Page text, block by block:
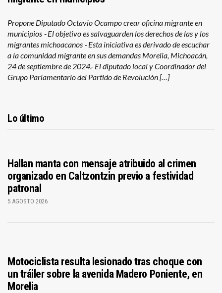
Propone Diputado Octavio Ocampo crear oficina migrante en
municipios ⁃ El objetivo es salvaguarden los derechos de las y los
migrantes michoacanos ⁃ Esta iniciativa es derivado de escuchar
a la comunidad migrante en sus demandas Morelia, Michoacán,
24 de septiembre de 2024.- El diputado local y Coordinador del
Grupo Parlamentario del Partido de Revolución […]
Lo último
Hallan manta con mensaje atribuido al crimen
organizado en Caltzontzin previo a festividad
patronal
5 AGOSTO 2026
Motociclista resulta lesionado tras choque con
un tráiler sobre la avenida Madero Poniente, en
Morelia